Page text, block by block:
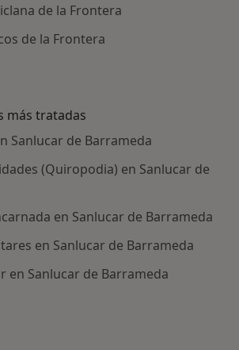
de la Frontera
de la Frontera
más tratadas
Sanlucar de Barrameda
(Quiropodia) en Sanlucar de
en Sanlucar de Barrameda
en Sanlucar de Barrameda
en Sanlucar de Barrameda